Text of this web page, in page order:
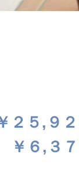
５,９
６,３